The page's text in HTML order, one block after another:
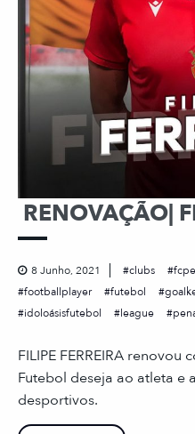
RENOVAÇÃO|
8 Junho, 2021 clubs
footballplayer
futebol
idoloásisfutebol
league
FILIPE FERREIRA
Futebol deseja ao atleta e
desportivos.